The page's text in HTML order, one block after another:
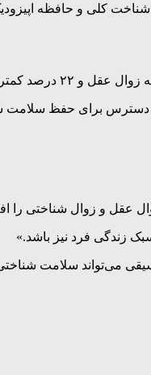
نمرات بالاتری در شناخت کلی
دسترس برای حفظ سلامت
عقل و زوال شناختی را
زندگی فرد نیز باشد.»
می‌تواند سلامت